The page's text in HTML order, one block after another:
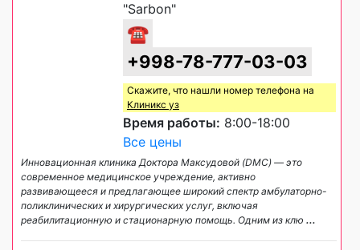
"Sarbon"
☎
+998-78-777-03-03
Скажите, что нашли номер телефона на
Клиникс уз
Время работы: 8:00-18:00
Все цены
Инновационная клиника Доктора Максудовой (DMC) — это
современное медицинское учреждение, активно
развивающееся и предлагающее широкий спектр амбулаторно-
поликлинических и хирургических услуг, включая
реабилитационную и стационарную помощь. Одним из клю ...